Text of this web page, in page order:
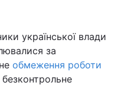
української влади
за
обмеження роботи